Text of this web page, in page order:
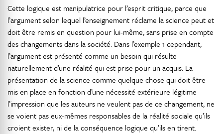
Cette logique est manipulatrice pour l’esprit critique, parce que
l’argument selon lequel l’enseignement réclame la science peut et
doit être remis en question pour lui-même, sans prise en compte
des changements dans la société. Dans l’exemple 1 cependant,
l’argument est présenté comme un besoin qui résulte
naturellement d’une réalité qui est prise pour un acquis. La
présentation de la science comme quelque chose qui doit être
mis en place en fonction d’une nécessité extérieure légitime
l’impression que les auteurs ne veulent pas de ce changement, ne
se voient pas eux-mêmes responsables de la réalité sociale qu’ils
croient exister, ni de la conséquence logique qu’ils en tirent.